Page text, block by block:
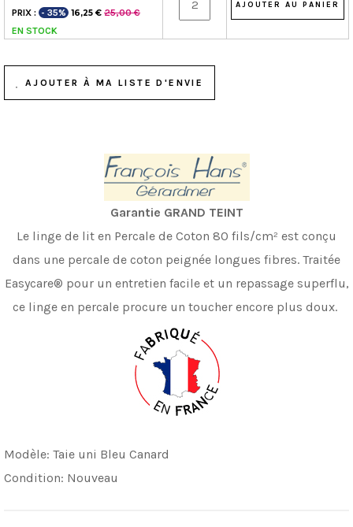
PRIX : - 35% 16,25 € 25,00 €
EN STOCK
AJOUTER À MA LISTE D'ENVIE
Garantie GRAND TEINT
Le linge de lit en Percale de Coton 80 fils/cm² est conçu
dans une percale de coton peignée longues fibres. Traitée
Easycare® pour un entretien facile et un repassage superflu,
ce linge en percale procure un toucher encore plus doux.
Modèle: Taie uni Bleu Canard
Condition: Nouveau